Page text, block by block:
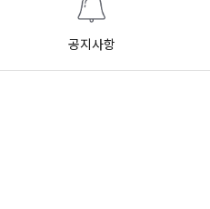
공지사항